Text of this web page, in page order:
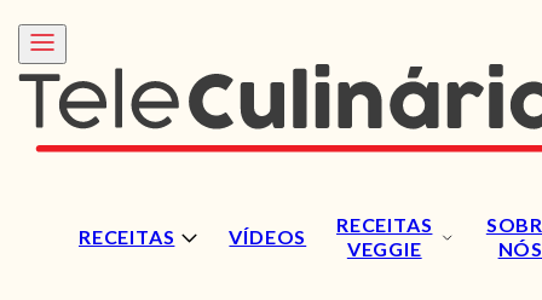
RECEITAS VÍDEOS
RECEITAS
VEGGIE
NÓS